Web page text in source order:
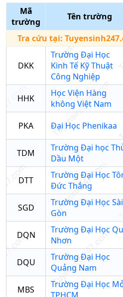
Mã
trường
Tên trường
Tra cứu tại:
DKK
Trường Đại Học
Kinh Tế Kỹ Thuật
Công Nghiệp
HHK
Học Viện Hàng
không Việt Nam
PKA
Đại Học Phenikaa
TDM
Trường Đại học
Dầu Một
DTT
Trường Đại Học
Đức Thắng
SGD
Trường Đại Học Sài
Gòn
DQN
Trường Đại Học
Nhơn
DQU
Trường Đại Học
Quảng Nam
MBS
Trường Đại Học